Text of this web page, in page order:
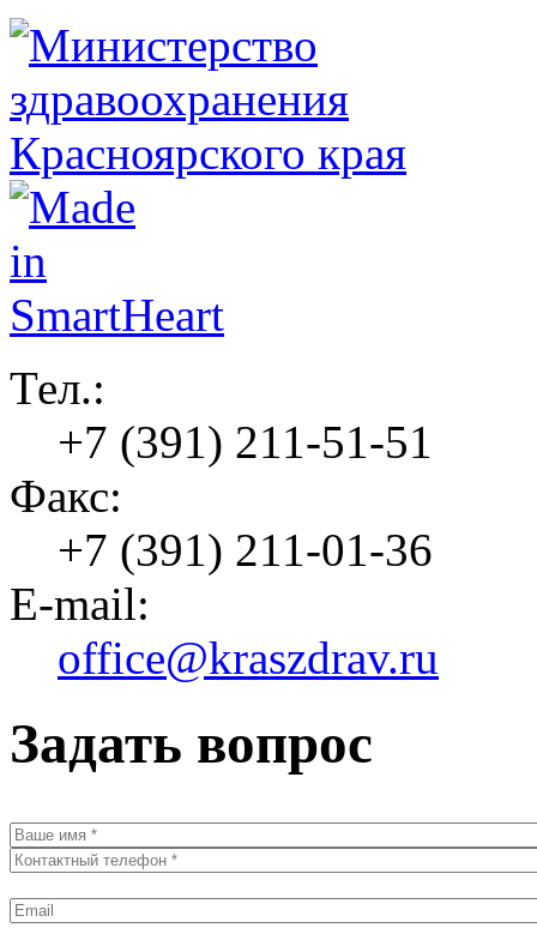
Тел.:
+7 (391) 211-51-51
Факс:
+7 (391) 211-01-36
E-mail:
office@kraszdrav.ru
Задать вопрос